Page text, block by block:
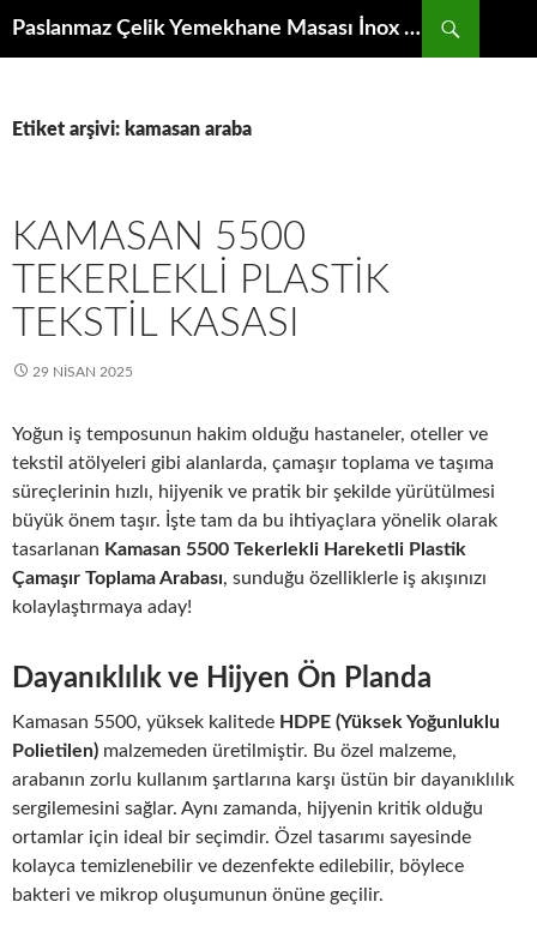
Paslanmaz Çelik Yemekhane Masası İnox Krom Bulaşıkhane Evyesi Tezgahı
Etiket arşivi: kamasan araba
KAMASAN 5500
TEKERLEKLI PLASTIK
TEKSTIL KASASI
29 NISAN 2025
Yoğun iş temposunun hakim olduğu hastaneler, oteller ve
tekstil atölyeleri gibi alanlarda, çamaşır toplama ve taşıma
süreçlerinin hızlı, hijyenik ve pratik bir şekilde yürütülmesi
büyük önem taşır. İşte tam da bu ihtiyaçlara yönelik olarak
tasarlanan Kamasan 5500 Tekerlekli Hareketli Plastik
Çamaşır Toplama Arabası, sunduğu özelliklerle iş akışınızı
kolaylaştırmaya aday!
Dayanıklılık ve Hijyen Ön Planda
Kamasan 5500, yüksek kalitede HDPE (Yüksek Yoğunluklu
Polietilen) malzemeden üretilmiştir. Bu özel malzeme,
arabanın zorlu kullanım şartlarına karşı üstün bir dayanıklılık
sergilemesini sağlar. Aynı zamanda, hijyenin kritik olduğu
ortamlar için ideal bir seçimdir. Özel tasarımı sayesinde
kolayca temizlenebilir ve dezenfekte edilebilir, böylece
bakteri ve mikrop oluşumunun önüne geçilir.